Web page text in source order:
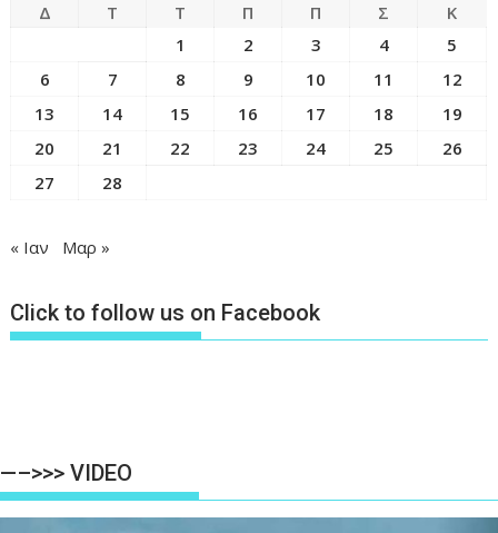
Δ Τ Τ Π Π Σ
Κ
1
2 3 4
5
6
7 8 9 10 11
12
13
14 15 16 17 18
19
20
21 22 23 24 25
26
27
28
« Ιαν Μαρ »
Click to follow us on Facebook
—–>>> VIDEO